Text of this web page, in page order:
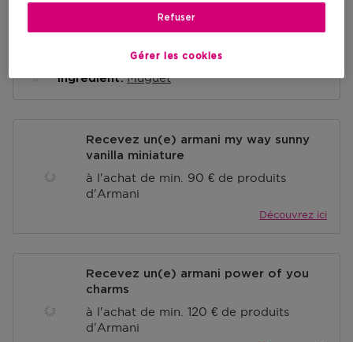
Note olfactive Florale
Ingrédient Muguet
Recevez un(e) armani my way sunny
vanilla miniature
à l'achat de min. 90 € de produits
d'Armani
Découvrez ici
Recevez un(e) armani power of you
charms
à l'achat de min. 120 € de produits
d'Armani
Gérer les cookies
Refuser